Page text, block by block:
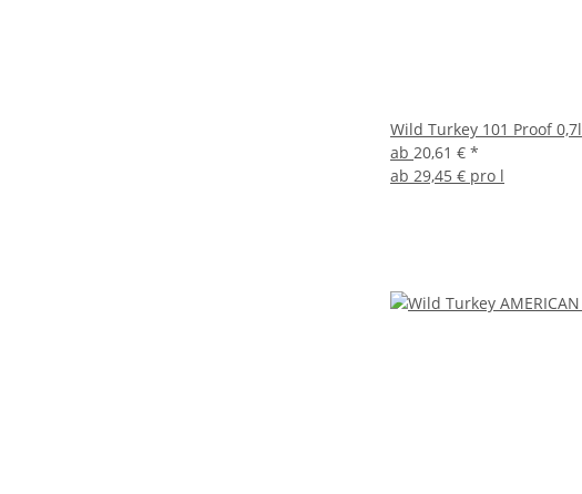
Wild Turkey 101 Proof 0,7l
ab 20,61 € *
ab 29,45 € pro l